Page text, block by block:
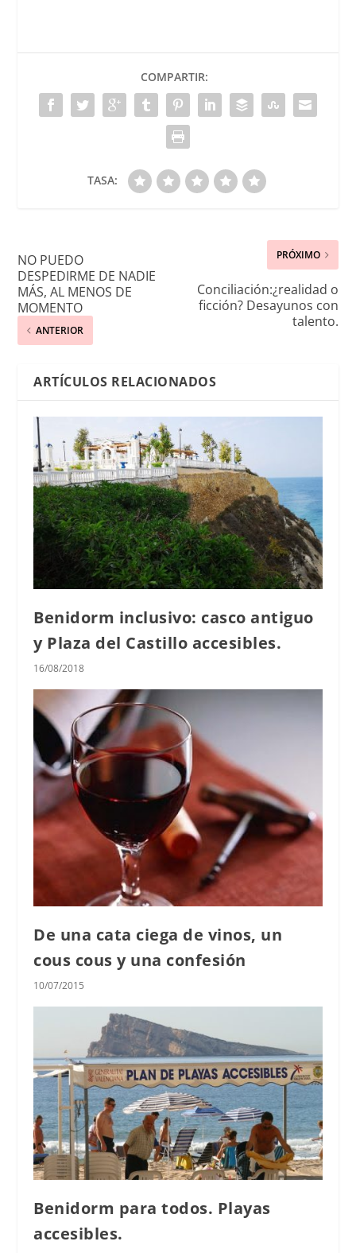
COMPARTIR:
TASA:
NO PUEDO
DESPEDIRME DE NADIE
MÁS, AL MENOS DE
MOMENTO
ANTERIOR
PRÓXIMO
Conciliación:¿realidad o
ficción? Desayunos con
talento.
ARTÍCULOS RELACIONADOS
Benidorm inclusivo: casco antiguo
y Plaza del Castillo accesibles.
16/08/2018
De una cata ciega de vinos, un
cous cous y una confesión
10/07/2015
Benidorm para todos. Playas
accesibles.